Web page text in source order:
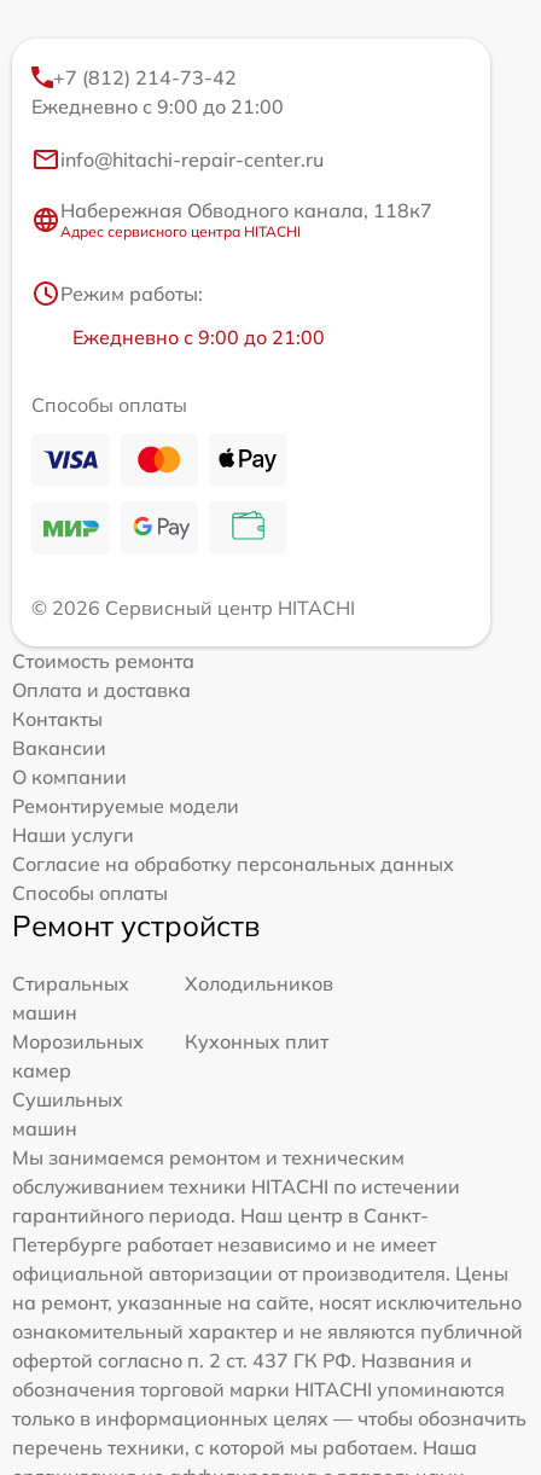
+7 (812) 214-73-42
Ежедневно с 9:00 до 21:00
info@hitachi-repair-center.ru
Набережная Обводного канала, 118к7
Адрес сервисного центра HITACHI
Режим работы:
Ежедневно с 9:00 до 21:00
Способы оплаты
© 2026 Сервисный центр HITACHI
Стоимость ремонта
Оплата и доставка
Контакты
Вакансии
О компании
Ремонтируемые модели
Наши услуги
Согласие на обработку персональных данных
Способы оплаты
Ремонт устройств
Стиральных
машин
Холодильников
Морозильных
камер
Кухонных плит
Сушильных
машин
Мы занимаемся ремонтом и техническим
обслуживанием техники HITACHI по истечении
гарантийного периода. Наш центр в Санкт-
Петербурге работает независимо и не имеет
официальной авторизации от производителя. Цены
на ремонт, указанные на сайте, носят исключительно
ознакомительный характер и не являются публичной
офертой согласно п. 2 ст. 437 ГК РФ. Названия и
обозначения торговой марки HITACHI упоминаются
только в информационных целях — чтобы обозначить
перечень техники, с которой мы работаем. Наша